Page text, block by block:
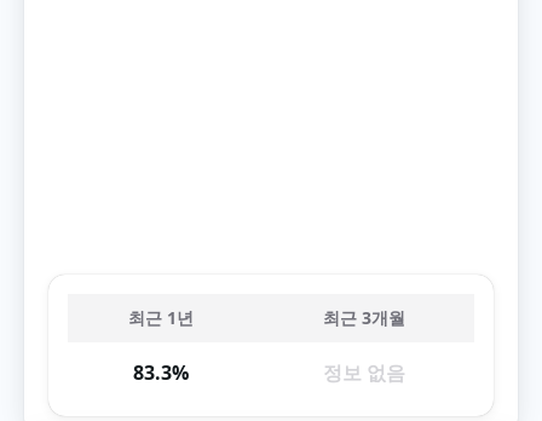
최근 1년 최근 3개월
83.3% 정보 없음